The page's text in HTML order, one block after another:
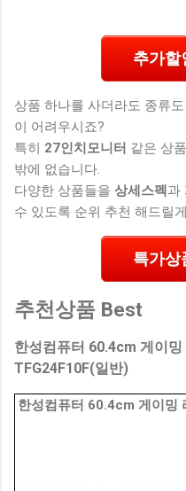
추가할
상품 하나를 사더라도 종류
이 어려우시죠?
특히 27인치모니터 같은 상
밖에 없습니다.
다양한 상품들을 상세스펙 과
수 있도록 순위 추천 해드릴
특가상
추천상품 Best
한성컴퓨터 60.4cm 게이
TFG24F10F(일반)
한성컴퓨터 60.4cm 게이밍